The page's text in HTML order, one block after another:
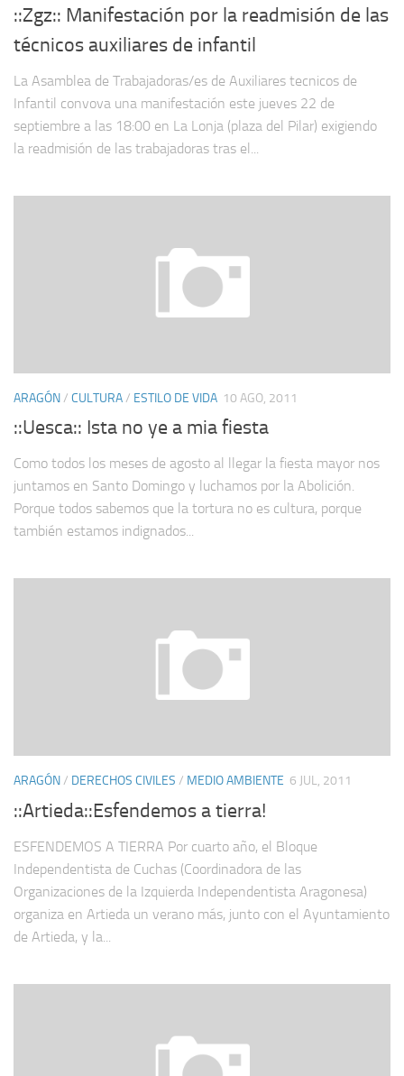
::Zgz:: Manifestación por la readmisión de las
técnicos auxiliares de infantil
La Asamblea de Trabajadoras/es de Auxiliares tecnicos de
Infantil convova una manifestación este jueves 22 de
septiembre a las 18:00 en La Lonja (plaza del Pilar) exigiendo
la readmisión de las trabajadoras tras el...
ARAGÓN/ CULTURA/ ESTILO DE VIDA 10 AGO, 2011
::Uesca:: Ista no ye a mia fiesta
Como todos los meses de agosto al llegar la fiesta mayor nos
juntamos en Santo Domingo y luchamos por la Abolición.
Porque todos sabemos que la tortura no es cultura, porque
también estamos indignados...
ARAGÓN/ DERECHOS CIVILES / MEDIO AMBIENTE 6 JUL, 2011
::Artieda::Esfendemos a tierra!
ESFENDEMOS A TIERRA Por cuarto año, el Bloque
Independentista de Cuchas (Coordinadora de las
Organizaciones de la Izquierda Independentista Aragonesa)
organiza en Artieda un verano más, junto con el Ayuntamiento
de Artieda, y la...